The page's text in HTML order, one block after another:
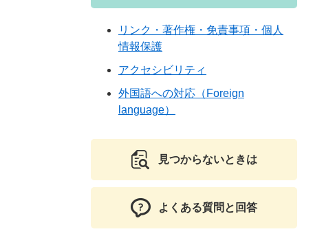
リンク・著作権・免責事項・個人
情報保護
アクセシビリティ
外国語への対応（Foreign
language）
見つからないときは
よくある質問と回答